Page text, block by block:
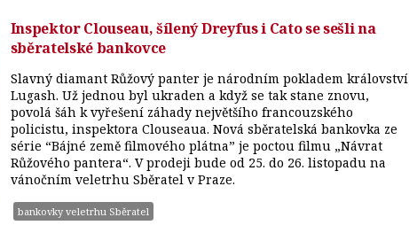
Inspektor Clouseau, šílený Dreyfus i Cato se sešli na
sběratelské bankovce
Slavný diamant Růžový panter je národním pokladem království
Lugash. Už jednou byl ukraden a když se tak stane znovu,
povolá šáh k vyřešení záhady největšího francouzského
policistu, inspektora Clouseaua. Nová sběratelská bankovka ze
série “Bájné země filmového plátna” je poctou filmu „Návrat
Růžového pantera“. V prodeji bude od 25. do 26. listopadu na
vánočním veletrhu Sběratel v Praze.
bankovky veletrhu Sběratel